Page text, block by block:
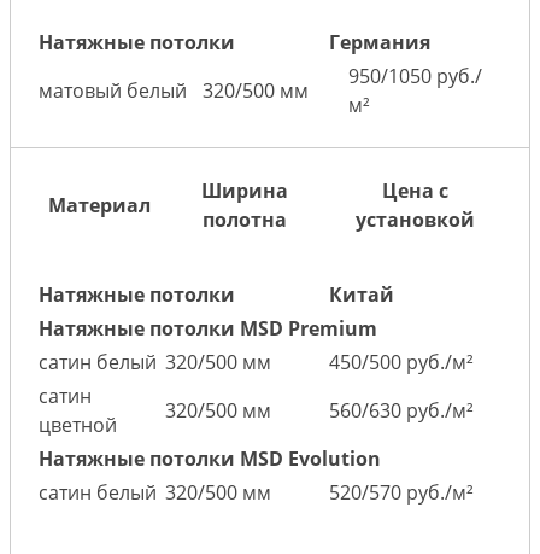
Натяжные потолки
Германия
матовый белый
320/500 мм
950/1050 руб./
м²
Материал
Ширина
полотна
Цена с
установкой
Натяжные потолки
Китай
Натяжные потолки MSD Premium
сатин белый 320/500 мм
450/500 руб./м²
сатин
цветной
320/500 мм
560/630 руб./м²
Натяжные потолки MSD Evolution
сатин белый 320/500 мм 520/570 руб./м²